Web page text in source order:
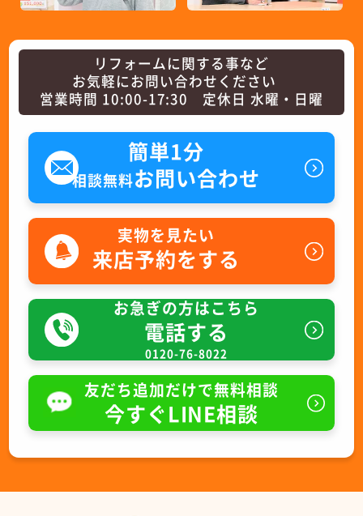
リフォームに関する事など
お気軽にお問い合わせください
営業時間 10:00-17:30 定休日 水曜・日曜
簡単1分
相談無料お問い合わせ
実物を見たい
来店予約をする
お急ぎの方はこちら
電話する
0120-76-8022
友だち追加だけで無料相談
今すぐLINE相談